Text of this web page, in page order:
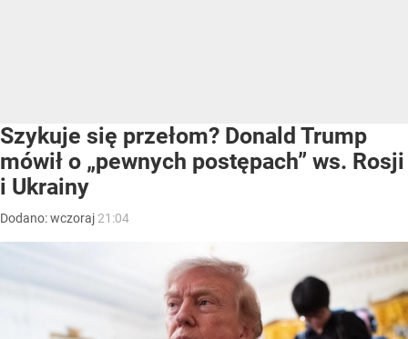
Szykuje się przełom? Donald Trump
mówił o „pewnych postępach” ws. Rosji
i Ukrainy
Dodano:wczoraj 21:04